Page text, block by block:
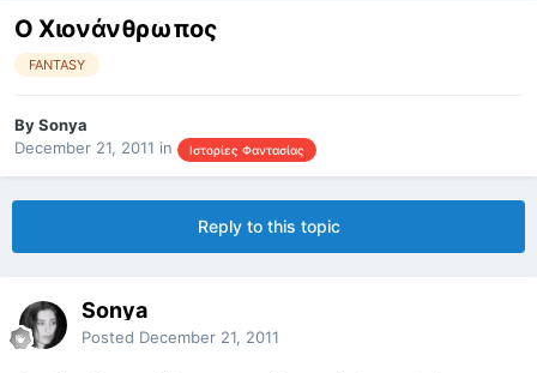
Ο Χιονάνθρωπος
FANTASY
BySonya
December 21, 2011 in Ιστορίες Φαντασίας
Reply to this topic
Sonya
Posted December 21, 2011